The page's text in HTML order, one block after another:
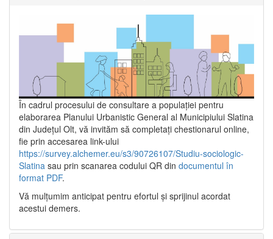
În cadrul procesului de consultare a populaţiei pentru
elaborarea Planului Urbanistic General al Municipiului Slatina
din Județul Olt, vă invităm să completați chestionarul online,
fie prin accesarea link-ului
https://survey.alchemer.eu/s3/90726107/Studiu-sociologic-
Slatina sau prin scanarea codului QR din documentul în
format PDF.
Vă mulţumim anticipat pentru efortul şi sprijinul acordat
acestui demers.